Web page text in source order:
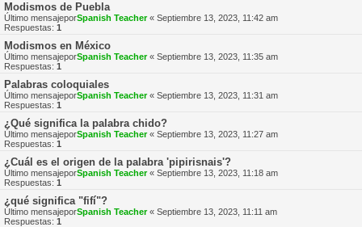
Modismos de Puebla
Último mensajeporSpanish Teacher« Septiembre 13, 2023, 11:42 am
Respuestas: 1
Modismos en México
Último mensajeporSpanish Teacher« Septiembre 13, 2023, 11:35 am
Respuestas: 1
Palabras coloquiales
Último mensajeporSpanish Teacher« Septiembre 13, 2023, 11:31 am
Respuestas: 1
¿Qué significa la palabra chido?
Último mensajeporSpanish Teacher« Septiembre 13, 2023, 11:27 am
Respuestas: 1
¿Cuál es el origen de la palabra 'pipirisnais'?
Último mensajeporSpanish Teacher« Septiembre 13, 2023, 11:18 am
Respuestas: 1
¿qué significa "fifí"?
Último mensajeporSpanish Teacher« Septiembre 13, 2023, 11:11 am
Respuestas: 1